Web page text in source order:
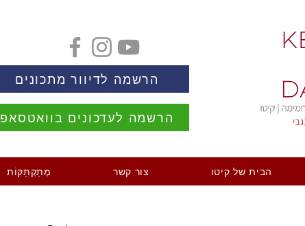
הרשמה לדיוור מתכונים
הרשמה לעדכונים בוואטסאפ
הבית של קיטו צור קשר מְתַקְתַּקּוֹת